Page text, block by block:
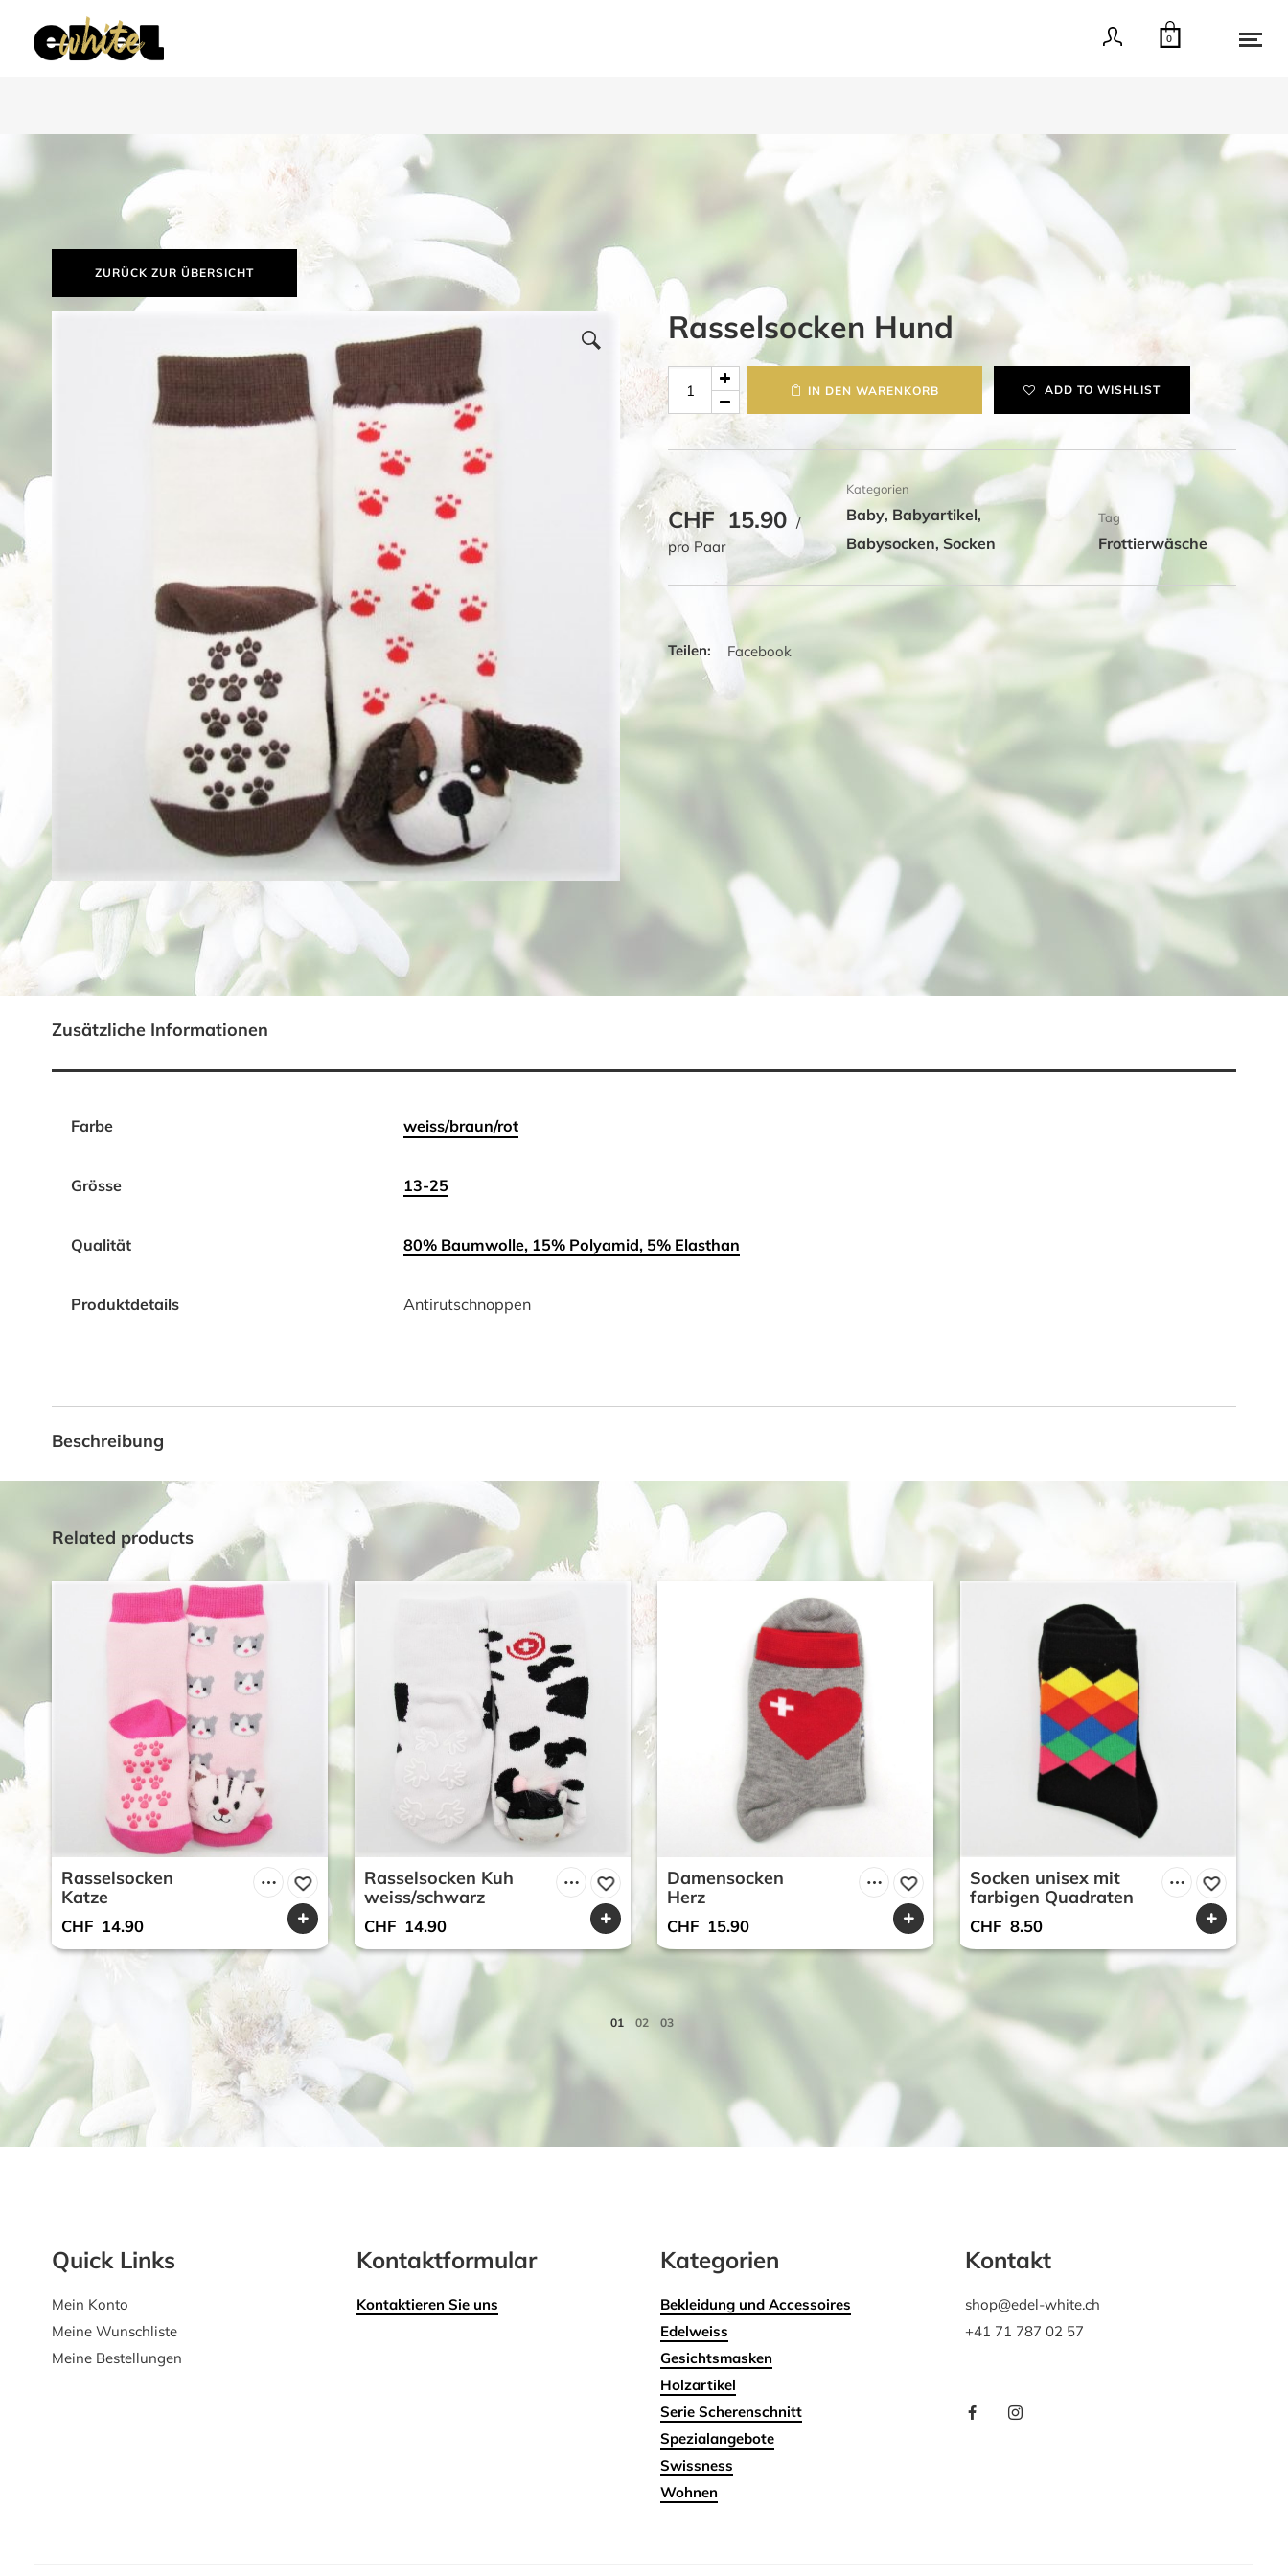
0
ZURÜCK ZUR ÜBERSICHT
Rasselsocken Hund
Rasselsocken
Hund
IN DEN WARENKORB ADD TO WISHLIST
CHF 15.90 /
pro Paar
Kategorien
Baby,Babyartikel,
Babysocken,Socken
Tag
Frottierwäsche
Facebook
Zusätzliche Informationen
Farbe weiss/braun/rot
Grösse 13-25
Qualität 80% Baumwolle, 15% Polyamid, 5% Elasthan
Produktdetails Antirutschnoppen
Beschreibung
Related products
Rasselsocken
Katze
CHF 14.90
Rasselsocken Kuh
weiss/schwarz
CHF 14.90
Damensocken
Herz
CHF 15.90
Socken unisex mit
farbigen Quadraten
CHF 8.50
Quick Links
Mein Konto
Meine Wunschliste
Meine Bestellungen
Kontaktformular
Kontaktieren Sie uns
Kategorien
Bekleidung und Accessoires
Edelweiss
Gesichtsmasken
Holzartikel
Serie Scherenschnitt
Spezialangebote
Swissness
Wohnen
Kontakt
shop@edel-white.ch
+41 71 787 02 57